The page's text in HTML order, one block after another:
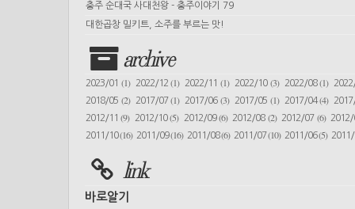
충주 순대국 사대천왕 - 충주이야기 79
대한곱창 밀키트, 소주를 부르는 맛!
archive
2023/01 (1) 2022/12(1) 2022/11(1) 2022/10 (3) 2022/08(1)
2018/05 (2) 2017/07(1) 2017/06(3) 2017/05 (1) 2017/04(4)
2012/11(9) 2012/10(5) 2012/09(6) 2012/08 (2) 2012/07 (6)
2011/10(16) 2011/09(16) 2011/08(6) 2011/07(10) 2011/06(5)
link
바로알기